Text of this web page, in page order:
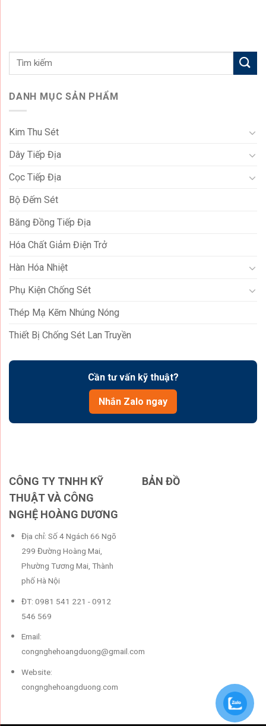
DANH MỤC SẢN PHẨM
Kim Thu Sét
Dây Tiếp Địa
Cọc Tiếp Địa
Bộ Đếm Sét
Băng Đồng Tiếp Địa
Hóa Chất Giảm Điện Trở
Hàn Hóa Nhiệt
Phụ Kiện Chống Sét
Thép Mạ Kẽm Nhúng Nóng
Thiết Bị Chống Sét Lan Truyền
Cần tư vấn kỹ thuật?
Nhắn Zalo ngay
CÔNG TY TNHH KỸ
THUẬT VÀ CÔNG
NGHỆ HOÀNG DƯƠNG
Địa chỉ: Số 4 Ngách 66 Ngõ
299 Đường Hoàng Mai,
Phường Tương Mai, Thành
phố Hà Nội
ĐT: 0981 541 221 - 0912
546 569
Email:
congnghehoangduong@gmail.com
Website:
congnghehoangduong.com
BẢN ĐỒ